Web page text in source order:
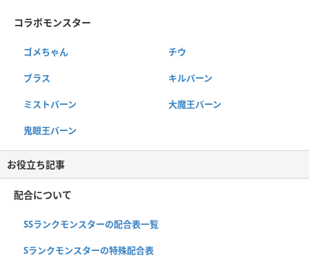
コラボモンスター
ゴメちゃん チウ
ブラス キルバーン
ミストバーン 大魔王バーン
鬼眼王バーン
お役立ち記事
配合について
SSランクモンスターの配合表一覧
Sランクモンスターの特殊配合表